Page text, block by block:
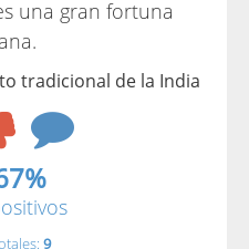
una gran fortuna
tradicional de la India
9